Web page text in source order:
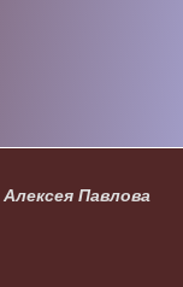
Алексея Павлова